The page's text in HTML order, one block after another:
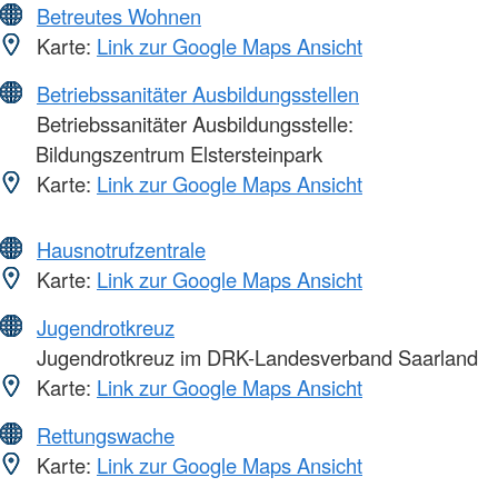
Betreutes Wohnen
Karte: Link zur Google Maps Ansicht
Betriebssanitäter Ausbildungsstellen
Betriebssanitäter Ausbildungsstelle:
Bildungszentrum Elstersteinpark
Karte: Link zur Google Maps Ansicht
Hausnotrufzentrale
Karte: Link zur Google Maps Ansicht
Jugendrotkreuz
Jugendrotkreuz im DRK-Landesverband Saarland
Karte: Link zur Google Maps Ansicht
Rettungswache
Karte: Link zur Google Maps Ansicht